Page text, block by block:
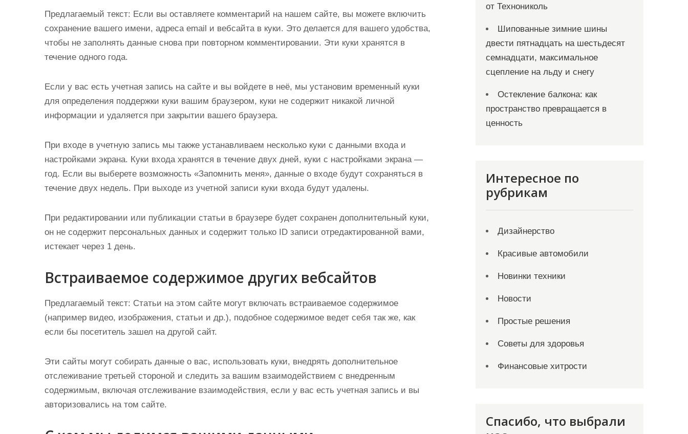
Предлагаемый текст: Если вы оставляете комментарий на нашем сайте, вы можете включить
сохранение вашего имени, адреса email и вебсайта в куки. Это делается для вашего удобства,
чтобы не заполнять данные снова при повторном комментировании. Эти куки хранятся в
течение одного года.
Если у вас есть учетная запись на сайте и вы войдете в неё, мы установим временный куки
для определения поддержки куки вашим браузером, куки не содержит никакой личной
информации и удаляется при закрытии вашего браузера.
При входе в учетную запись мы также устанавливаем несколько куки с данными входа и
настройками экрана. Куки входа хранятся в течение двух дней, куки с настройками экрана —
год. Если вы выберете возможность «Запомнить меня», данные о входе будут сохраняться в
течение двух недель. При выходе из учетной записи куки входа будут удалены.
При редактировании или публикации статьи в браузере будет сохранен дополнительный куки,
он не содержит персональных данных и содержит только ID записи отредактированной вами,
истекает через 1 день.
Встраиваемое содержимое других вебсайтов
Предлагаемый текст: Статьи на этом сайте могут включать встраиваемое содержимое
(например видео, изображения, статьи и др.), подобное содержимое ведет себя так же, как
если бы посетитель зашел на другой сайт.
Эти сайты могут собирать данные о вас, использовать куки, внедрять дополнительное
отслеживание третьей стороной и следить за вашим взаимодействием с внедренным
содержимым, включая отслеживание взаимодействия, если у вас есть учетная запись и вы
авторизовались на том сайте.
от Технониколь
Шипованные зимние шины
двести пятнадцать на шестьдесят
семнадцати, максимальное
сцепление на льду и снегу
Остекление балкона: как
пространство превращается в
ценность
Интересное по
рубрикам
Дизайнерство
Красивые автомобили
Новинки техники
Новости
Простые решения
Советы для здоровья
Финансовые хитрости
Спасибо, что выбрали